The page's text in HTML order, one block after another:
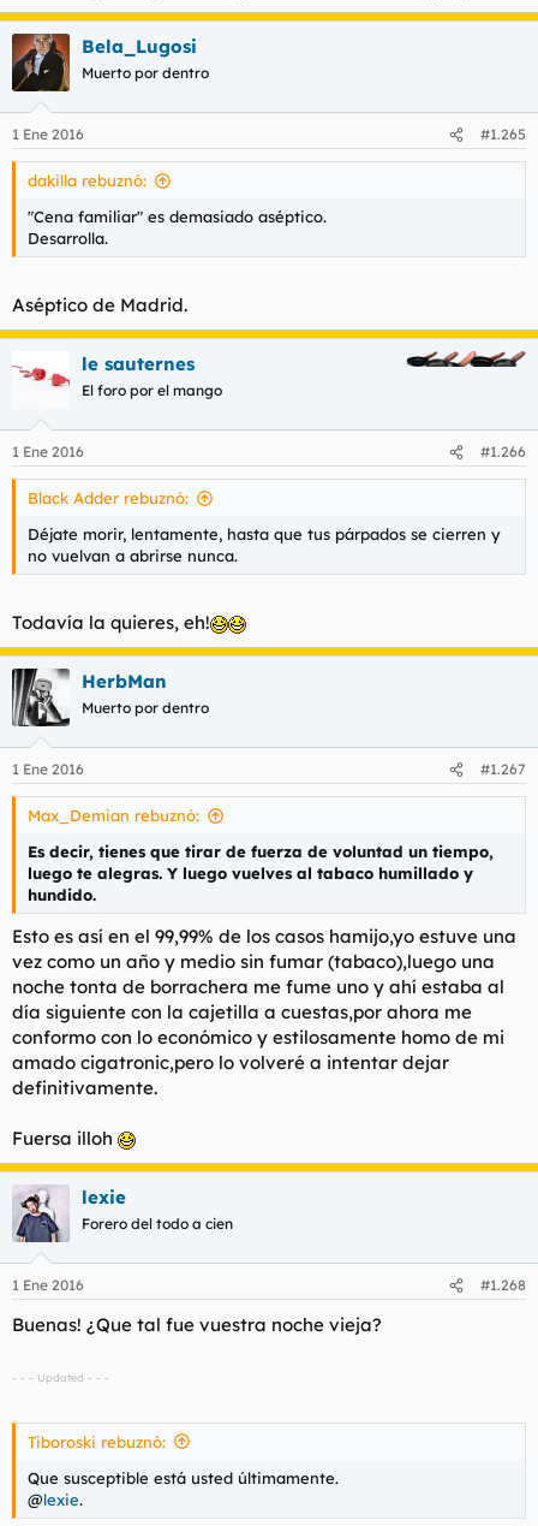
Bela_Lugosi
Muerto por dentro
1 Ene 2016 #1.265
dakilla rebuznó:
"Cena familiar" es demasiado aséptico.
Desarrolla.
Aséptico de Madrid.
le sauternes
El foro por el mango
1 Ene 2016 #1.266
Black Adder rebuznó:
Déjate morir, lentamente, hasta que tus párpados se cierren y
no vuelvan a abrirse nunca.
Todavía la quieres, eh!
HerbMan
Muerto por dentro
1 Ene 2016 #1.267
Max_Demian rebuznó:
Es decir, tienes que tirar de fuerza de voluntad un tiempo,
luego te alegras. Y luego vuelves al tabaco humillado y
hundido.
Esto es así en el 99,99% de los casos hamijo,yo estuve una
vez como un año y medio sin fumar (tabaco),luego una
noche tonta de borrachera me fume uno y ahí estaba al
día siguiente con la cajetilla a cuestas,por ahora me
conformo con lo económico y estilosamente homo de mi
amado cigatronic,pero lo volveré a intentar dejar
definitivamente.
Fuersa illoh
lexie
Forero del todo a cien
1 Ene 2016 #1.268
Buenas! ¿Que tal fue vuestra noche vieja?
- - - Updated - - -
Tiboroski rebuznó:
Que susceptible está usted últimamente.
@lexie.